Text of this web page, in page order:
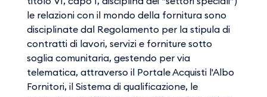
le relazioni con il mondo della fornitura sono
disciplinate dal Regolamento per la stipula di
contratti di lavori, servizi e forniture sotto
soglia comunitaria, gestendo per via
telematica, attraverso il Portale Acquisti l'Albo
Fornitori, il Sistema di qualificazione, le